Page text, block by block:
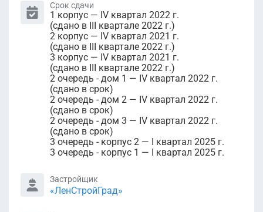
Срок сдачи
1 корпус — IV квартал 2022 г.
(сдано в III квартале 2022 г.)
2 корпус — IV квартал 2021 г.
(сдано в III квартале 2022 г.)
3 корпус — IV квартал 2021 г.
(сдано в III квартале 2022 г.)
2 очередь - дом 1 — IV квартал 2022 г.
(сдано в срок)
2 очередь - дом 2 — IV квартал 2022 г.
(сдано в срок)
2 очередь - дом 3 — IV квартал 2022 г.
(сдано в срок)
3 очередь - корпус 2 — I квартал 2025 г.
3 очередь - корпус 1 — I квартал 2025 г.
Застройщик
«ЛенСтройГрад»